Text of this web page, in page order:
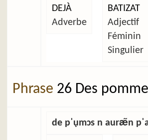
DEJÀ
Adverbe
BATIZAT
Adjectif
Féminin
Singulier
Phrase 26 Des
de pˈụmɔs n auræ̃n